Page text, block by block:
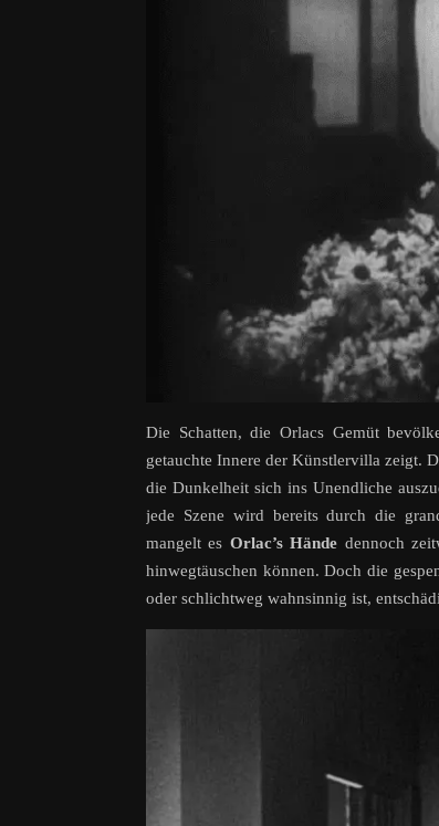
Die Schatten, die Orlacs Gemüt
getauchte Innere der Künstlervilla zeigt.
die Dunkelheit sich ins Unendliche
jede Szene wird bereits durch die
mangelt es Orlac’s Hände dennoch
hinwegtäuschen können. Doch die
oder schlichtweg wahnsinnig ist,